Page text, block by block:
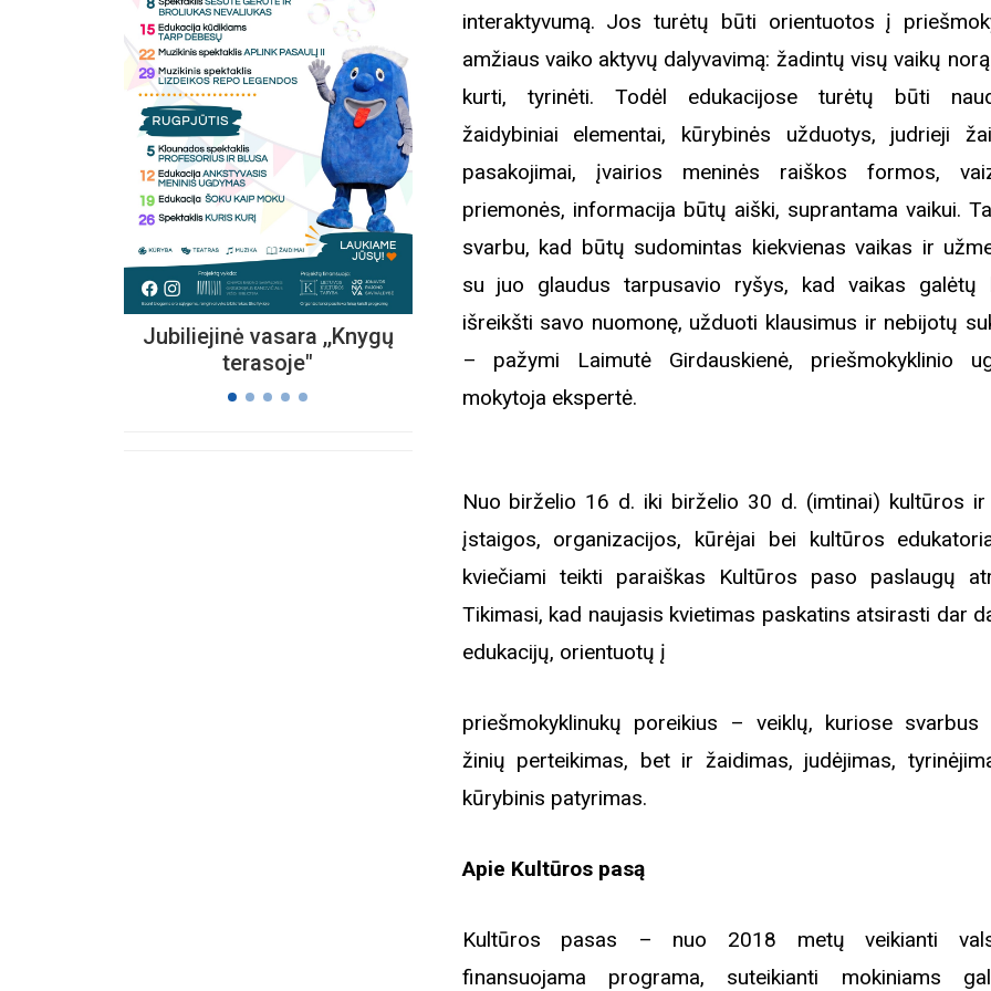
Jubiliejinė vasara ,,Knygų
terasoje"
Kviečiame aplankyti parodą
„Nusišypsok mums,
Viešpatie“. Legendinio
spektaklio kelionė“
rugpjūčio mėnesį
interaktyvumą. Jos turėtų būti orientuotos į
amžiaus vaiko aktyvų dalyvavimą: žadintų visų vaikų
kurti, tyrinėti. Todėl edukacijose turėtų būti
žaidybiniai elementai, kūrybinės užduotys, judrieji
pasakojimai, įvairios meninės raiškos formos,
priemonės, informacija būtų aiški, suprantama vaikui.
svarbu, kad būtų sudomintas kiekvienas vaikas ir
su juo glaudus tarpusavio ryšys, kad vaikas galėtų
išreikšti savo nuomonę, užduoti klausimus ir nebijotų
– pažymi Laimutė Girdauskienė, priešmokyklinio
mokytoja ekspertė.
Nuo birželio 16 d. iki birželio 30 d. (imtinai) kultūros ir
įstaigos, organizacijos, kūrėjai bei kultūros
kviečiami teikti paraiškas Kultūros paso paslaugų
Tikimasi, kad naujasis kvietimas paskatins atsirasti dar
edukacijų, orientuotų į
priešmokyklinukų poreikius – veiklų, kuriose
žinių perteikimas, bet ir žaidimas, judėjimas,
kūrybinis patyrimas.
Apie Kultūros pasą
Kultūros pasas – nuo 2018 metų veikianti
finansuojama programa, suteikianti mokiniams